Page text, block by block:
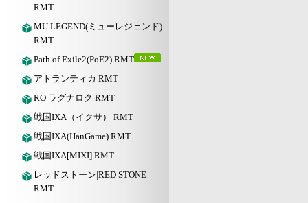
RMT
MU LEGEND(ミューレジェンド)
RMT
Path of Exile2(PoE2) RMT
アトランティカ RMT
RO ラグナロク RMT
戦国IXA（イクサ） RMT
戦国IXA(HanGame) RMT
戦国IXA[MIXI] RMT
レッドストーン|RED STONE
RMT